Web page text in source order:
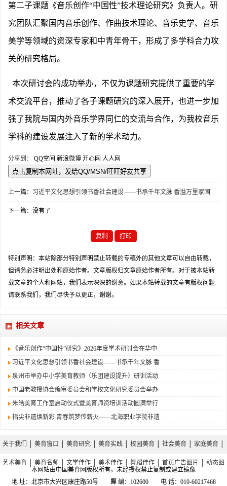
第二子课题《音乐创作“中国性”技术理论研究》负责人。研
究团队汇聚国内音乐创作、作曲技术理论、音乐史学、音乐
美学等领域的资深专家和中青年骨干，形成了多学科合力攻
关的研究格局。
本次研讨会的成功举办，不仅为课题研究提供了重要的学
术交流平台，推动了各子课题研究的深入展开，也进一步加
强了我院与国内外音乐学界同仁的交流与合作，为我校音乐
学科的建设发展注入了新的学术动力。
分享到： QQ空间 新浪微博 开心网 人人网
上一篇： 习近平文化思想引领书香社会建设——书承千年文脉 香溢万里家国
下一篇：没有了
复制 打印
特别声明：本站除部分特别声明禁止转载的专稿外的其他文章可以自由转载，
但请务必注明出处和原始作者。文章版权归文章原始作者所有。对于被本站转
载文章的个人和网站，我们表示深深的谢意。如果本站转载的文章有版权问题
请联系我们，我们尽快予以更正，谢谢。
相关文章
《音乐创作“中国性”研究》2026年度学术研讨会在华中
习近平文化思想引领书香社会建设——书承千年文脉 香
泉州市举办中小学美育教师（乐团建设提升）研训活动
中国老教授协会编审委员会和学校文化研究委员会举办
朱皓美育工作室启动仪式暨美育师资培训活动圆满举行
指尖非遗焕新彩 青春筑梦传薪火——北海职业学院非遗
关于我们 美育窗口 美育研究 美育实践 校园美育 社会美育 家庭美育
艺术美育 美育名师 文学佳作 美术佳作 舞蹈佳作 首页广告图片 动态图
库
本网站由中国美育网版权所有，未经授权禁止复制或建立镜像
地 址：北京市大兴区康庄路50号 邮 编：102600 电 话：010-60217468